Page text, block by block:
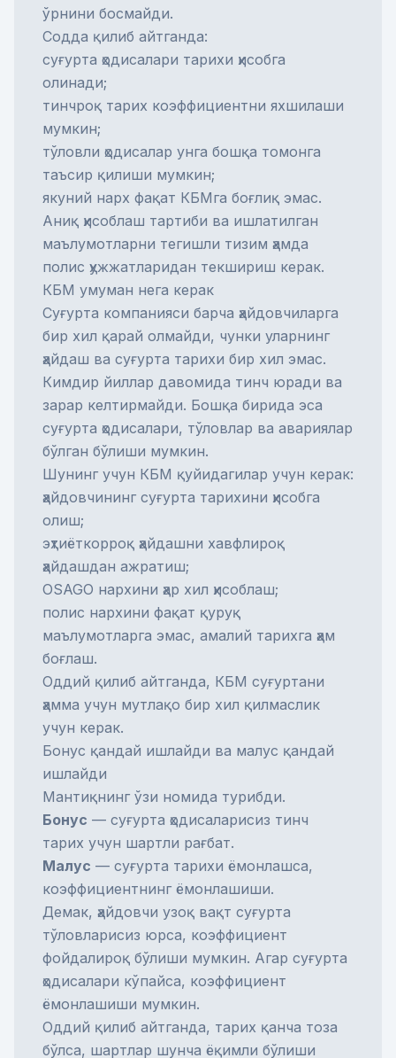
ўрнини босмайди.
Содда қилиб айтганда:
суғурта ҳодисалари тарихи ҳисобга
олинади;
тинчроқ тарих коэффициентни яхшилаши
мумкин;
тўловли ҳодисалар унга бошқа томонга
таъсир қилиши мумкин;
якуний нарх фақат КБМга боғлиқ эмас.
Аниқ ҳисоблаш тартиби ва ишлатилган
маълумотларни тегишли тизим ҳамда
полис ҳужжатларидан текшириш керак.
КБМ умуман нега керак
Суғурта компанияси барча ҳайдовчиларга
бир хил қарай олмайди, чунки уларнинг
ҳайдаш ва суғурта тарихи бир хил эмас.
Кимдир йиллар давомида тинч юради ва
зарар келтирмайди. Бошқа бирида эса
суғурта ҳодисалари, тўловлар ва авариялар
бўлган бўлиши мумкин.
Шунинг учун КБМ қуйидагилар учун керак:
ҳайдовчининг суғурта тарихини ҳисобга
олиш;
эҳтиёткорроқ ҳайдашни хавфлироқ
ҳайдашдан ажратиш;
OSAGO нархини ҳар хил ҳисоблаш;
полис нархини фақат қуруқ
маълумотларга эмас, амалий тарихга ҳам
боғлаш.
Оддий қилиб айтганда, КБМ суғуртани
ҳамма учун мутлақо бир хил қилмаслик
учун керак.
Бонус қандай ишлайди ва малус қандай
ишлайди
Мантиқнинг ўзи номида турибди.
Бонус — суғурта ҳодисаларисиз тинч
тарих учун шартли рағбат.
Малус — суғурта тарихи ёмонлашса,
коэффициентнинг ёмонлашиши.
Демак, ҳайдовчи узоқ вақт суғурта
тўловларисиз юрса, коэффициент
фойдалироқ бўлиши мумкин. Агар суғурта
ҳодисалари кўпайса, коэффициент
ёмонлашиши мумкин.
Оддий қилиб айтганда, тарих қанча тоза
бўлса, шартлар шунча ёқимли бўлиши